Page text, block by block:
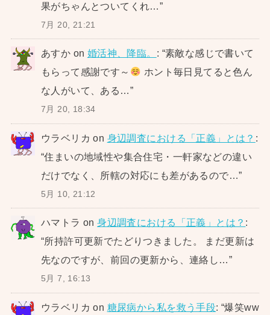
果がちゃんとついてくれ…”
7月 20, 21:21
あすか on 婚活神、降臨。 : “素敵な感じで書いて
もらって感謝です～
ホント毎日見てると色ん
な人がいて、ある…”
7月 20, 18:34
ウラベリカ on 身辺調査における「正義」とは？ :
“住まいの地域性や集合住宅・一軒家などの違い
だけでなく、所轄の対応にも差があるので…”
5月 10, 21:12
ハマトラ on身辺調査における「正義」とは？ :
“所持許可更新でたどりつきました。 まだ更新は
先なのですが、前回の更新から、連絡し…”
5月 7, 16:13
ウラベリカ on 糖尿病から私を救う手段: “爆笑ww